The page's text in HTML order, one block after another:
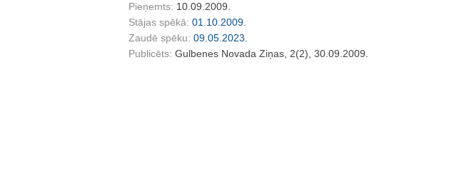
Pieņemts: 10.09.2009.
Stājas spēkā: 01.10.2009.
Zaudē spēku: 09.05.2023.
Publicēts: Gulbenes Novada Ziņas, 2(2), 30.09.2009.